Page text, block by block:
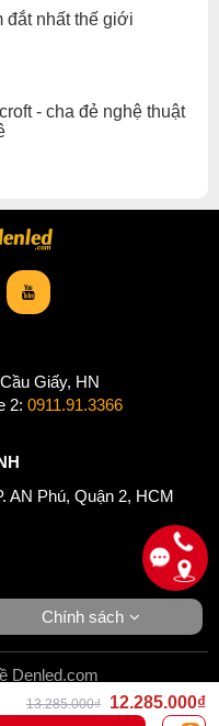
đắt nhất thế giới
- cha đẻ nghệ thuật
13.285.000₫
12.285.000₫
Giấy, HN
2: 0911.91.3366
AN Phú, Quận 2, HCM
Chính sách
Denled.com